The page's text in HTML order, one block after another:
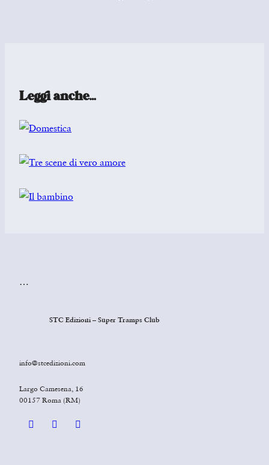
Leggi anche…
…
STC Edizioni – Super Tramps Club
info@stcedizioni.com
Largo Camesena, 16
00157 Roma (RM)